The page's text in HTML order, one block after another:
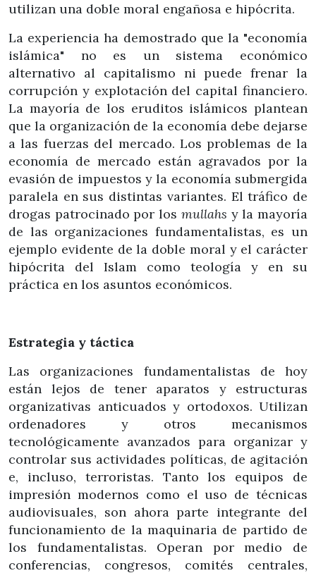
utilizan una doble moral engañosa e hipócrita.
La experiencia ha demostrado que la "economía
islámica" no es un sistema económico
alternativo al capitalismo ni puede frenar la
corrupción y explotación del capital financiero.
La mayoría de los eruditos islámicos plantean
que la organización de la economía debe dejarse
a las fuerzas del mercado. Los problemas de la
economía de mercado están agravados por la
evasión de impuestos y la economía submergida
paralela en sus distintas variantes. El tráfico de
drogas patrocinado por los mullahs y la mayoría
de las organizaciones fundamentalistas, es un
ejemplo evidente de la doble moral y el carácter
hipócrita del Islam como teología y en su
práctica en los asuntos económicos.
Estrategia y táctica
Las organizaciones fundamentalistas de hoy
están lejos de tener aparatos y estructuras
organizativas anticuados y ortodoxos. Utilizan
ordenadores y otros mecanismos
tecnológicamente avanzados para organizar y
controlar sus actividades políticas, de agitación
e, incluso, terroristas. Tanto los equipos de
impresión modernos como el uso de técnicas
audiovisuales, son ahora parte integrante del
funcionamiento de la maquinaria de partido de
los fundamentalistas. Operan por medio de
conferencias, congresos, comités centrales,